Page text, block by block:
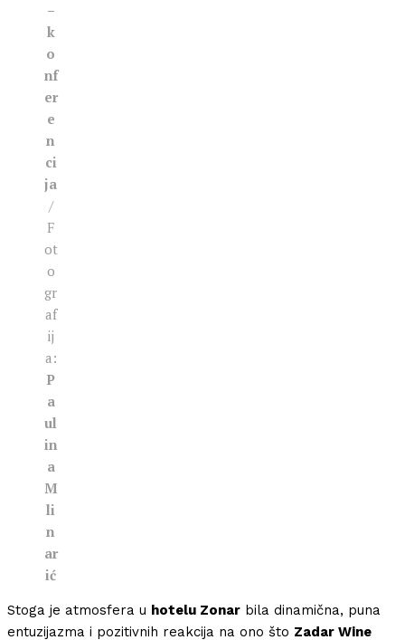
–
k
o
nf
er
e
n
ci
ja
/
F
ot
o
gr
af
ij
a:
P
a
ul
in
a
M
li
n
ar
ić
Stoga je atmosfera u hotelu Zonar bila dinamična, puna
entuzijazma i pozitivnih reakcija na ono što Zadar Wine